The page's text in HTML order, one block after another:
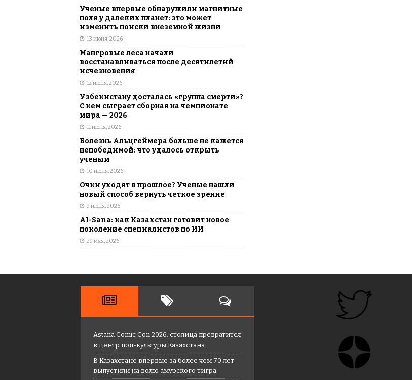
Ученые впервые обнаружили магнитные
поля у далеких планет: это может
изменить поиски внеземной жизни
13 июня, 2026
Мангровые леса начали
восстанавливаться после десятилетий
исчезновения
12 июня, 2026
Узбекистану досталась «группа смерти»?
С кем сыграет сборная на чемпионате
мира — 2026
11 июня, 2026
Болезнь Альцгеймера больше не кажется
непобедимой: что удалось открыть
ученым
10 июня, 2026
Очки уходят в прошлое? Ученые нашли
новый способ вернуть четкое зрение
9 июня, 2026
AI-Sana: как Казахстан готовит новое
поколение специалистов по ИИ
29 мая, 2026
Astana Comic Con 2026: столица превратится
в центр поп-культуры Казахстана
В Казахстане впервые за более чем 70 лет
выпустили на волю амурского тигра